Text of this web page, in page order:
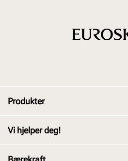
Produkter
Vi hjelper deg!